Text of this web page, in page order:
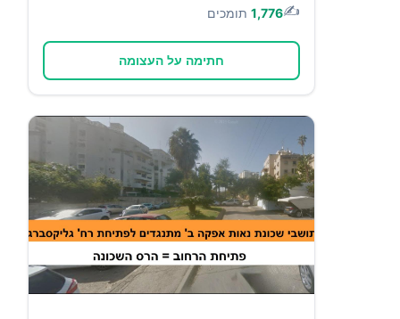
✍️
1,776 תומכים
חתימה על העצומה